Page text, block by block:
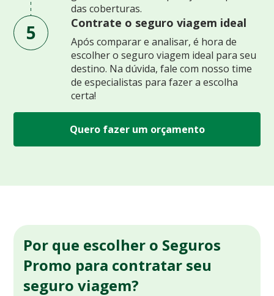
das coberturas.
5 Contrate o seguro viagem ideal
Após comparar e analisar, é hora de
escolher o seguro viagem ideal para seu
destino. Na dúvida, fale com nosso time
de especialistas para fazer a escolha
certa!
Quero fazer um orçamento
Por que escolher o Seguros
Promo para contratar seu
seguro viagem?